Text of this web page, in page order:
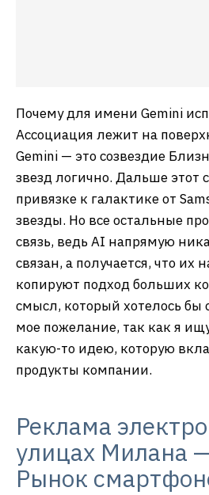
Почему для имени Gemini
Ассоциация лежит на
Gemini — это созвездие
звезд логично. Дальше этот
привязке к галактике от
звезды. Но все остальные
связь, ведь AI напрямую
связан, а получается, что их
копируют подход больших
смысл, который хотелось бы
мое пожелание, так как я
какую-то идею, которую
продукты компании.
Реклама
улицах Милана
Рынок